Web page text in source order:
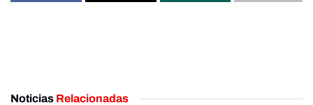
Noticias Relacionadas